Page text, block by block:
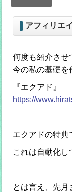
アフィリエ
何度も紹介させ
今の私の基礎を
『エクアド』
https://
エクアドの特典
これは自動化し
とは言え、先月